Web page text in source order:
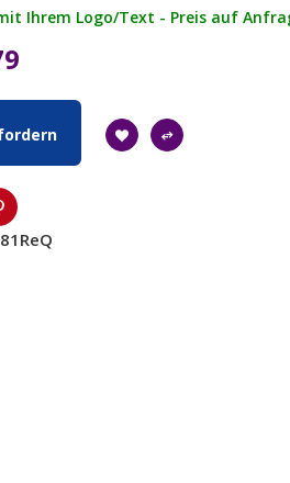
Ihrem Logo/Text - Preis auf